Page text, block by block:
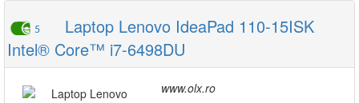
5
Laptop Lenovo IdeaPad 110-15ISK
Intel® Core™ i7-6498DU
www.olx.ro